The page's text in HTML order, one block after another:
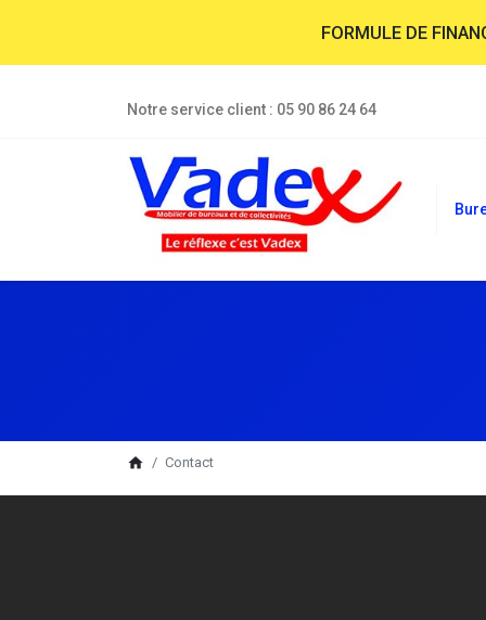
FORMULE DE
Notre service client : 05 90 86 24 64
breadcrumb
home Contact